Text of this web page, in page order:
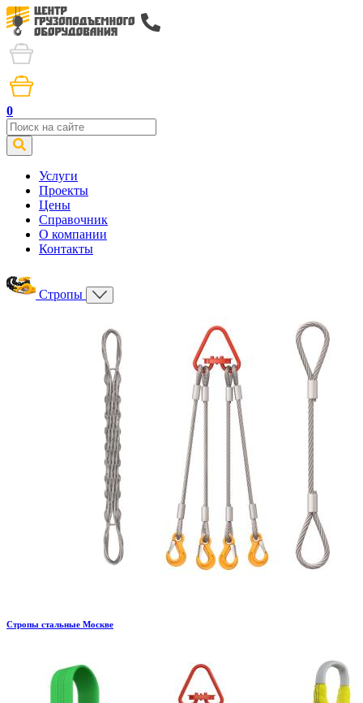
0
Услуги
Проекты
Цены
Справочник
О компании
Контакты
Стропы
Стропы стальные Москве